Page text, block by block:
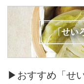
▶おすすめ「せ